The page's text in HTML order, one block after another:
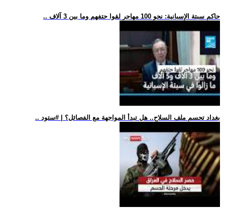
.. حاكم سبتة الإسبانية: نحو 100 مهاجر لقوا حتفهم وما بين 3 آلاف
.. بغداد تحسم ملف السلاح.. هل تبدأ المواجهة مع الفصائل؟ | #ستود